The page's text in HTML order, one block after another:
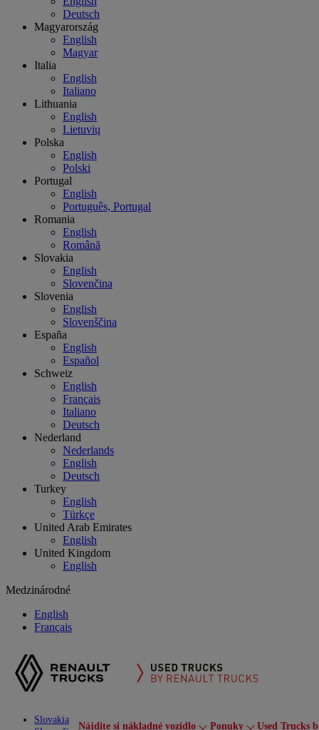
Deutsch
Magyarország
English
Magyar
Italia
English
Italiano
Lithuania
English
Lietuvių
Polska
English
Polski
Portugal
English
Português, Portugal
Romania
English
Română
Slovakia
English
Slovenčina
Slovenia
English
Slovenščina
España
English
Español
Schweiz
English
Français
Italiano
Deutsch
Nederland
Nederlands
English
Deutsch
Turkey
English
Türkçe
United Arab Emirates
English
United Kingdom
English
Medzinárodné
English
Français
Slovakia
Nájdite si nákladné vozidlo Ponuky Used Trucks